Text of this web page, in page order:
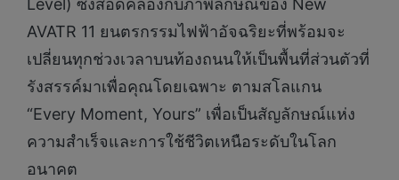
Level) ซึ่งสอดคล้องกับภาพลักษณ์ของ New
AVATR 11 ยนตรกรรมไฟฟ้าอัจฉริยะที่พร้อมจะ
เปลี่ยนทุกช่วงเวลาบนท้องถนนให้เป็นพื้นที่ส่วนตัวที่
รังสรรค์มาเพื่อคุณโดยเฉพาะ ตามสโลแกน
“Every Moment, Yours” เพื่อเป็นสัญลักษณ์แห่ง
ความสำเร็จและการใช้ชีวิตเหนือระดับในโลก
อนาคต